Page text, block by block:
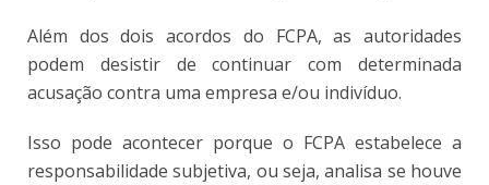
Além dos dois acordos do FCPA, as autoridades
podem desistir de continuar com determinada
acusação contra uma empresa e/ou indivíduo.
Isso pode acontecer porque o FCPA estabelece a
responsabilidade subjetiva, ou seja, analisa se houve